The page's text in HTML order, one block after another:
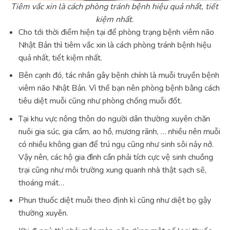
Tiêm vắc xin là cách phòng tránh bệnh hiệu quả nhất, tiết
kiệm nhất.
Cho tới thời điểm hiện tại để phòng trạng bệnh viêm não
Nhật Bản thì tiêm vắc xin là cách phòng tránh bệnh hiệu
quả nhất, tiết kiệm nhất.
Bên cạnh đó, tác nhân gây bệnh chính là muỗi truyền bệnh
viêm não Nhật Bản. Vì thế bạn nên phòng bệnh bằng cách
tiêu diệt muỗi cũng như phòng chống muỗi đốt.
Tại khu vực nông thôn do người dân thường xuyên chăn
nuôi gia súc, gia cầm, ao hồ, mương rãnh, … nhiều nên muỗi
có nhiều không gian để trú ngụ cũng như sinh sôi nảy nở.
Vậy nên, các hộ gia đình cần phải tích cực vệ sinh chuồng
trại cũng như môi trường xung quanh nhà thật sạch sẽ,
thoáng mát…
Phun thuốc diệt muỗi theo định kì cũng như diệt bọ gậy
thường xuyên.